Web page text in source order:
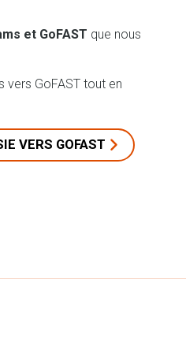
et GoFAST que nous
vers GoFAST tout en
VERS GOFAST